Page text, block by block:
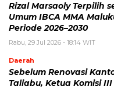
Rizal Marsaoly Terpilih
Umum IBCA MMA
Periode 2026–2030
Rabu, 29 Jul 2026 - 18:14 WIT
Daerah
Sebelum Renovasi
Taliabu, Ketua Komisi